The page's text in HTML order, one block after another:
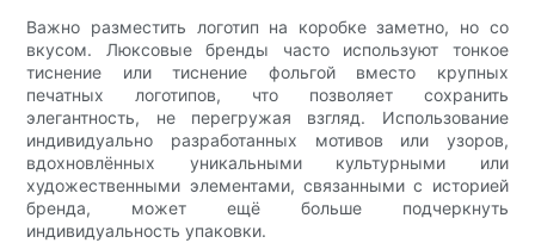
Важно разместить логотип на коробке заметно, но со
вкусом. Люксовые бренды часто используют тонкое
тиснение или тиснение фольгой вместо крупных
печатных логотипов, что позволяет сохранить
элегантность, не перегружая взгляд. Использование
индивидуально разработанных мотивов или узоров,
вдохновлённых уникальными культурными или
художественными элементами, связанными с историей
бренда, может ещё больше подчеркнуть
индивидуальность упаковки.